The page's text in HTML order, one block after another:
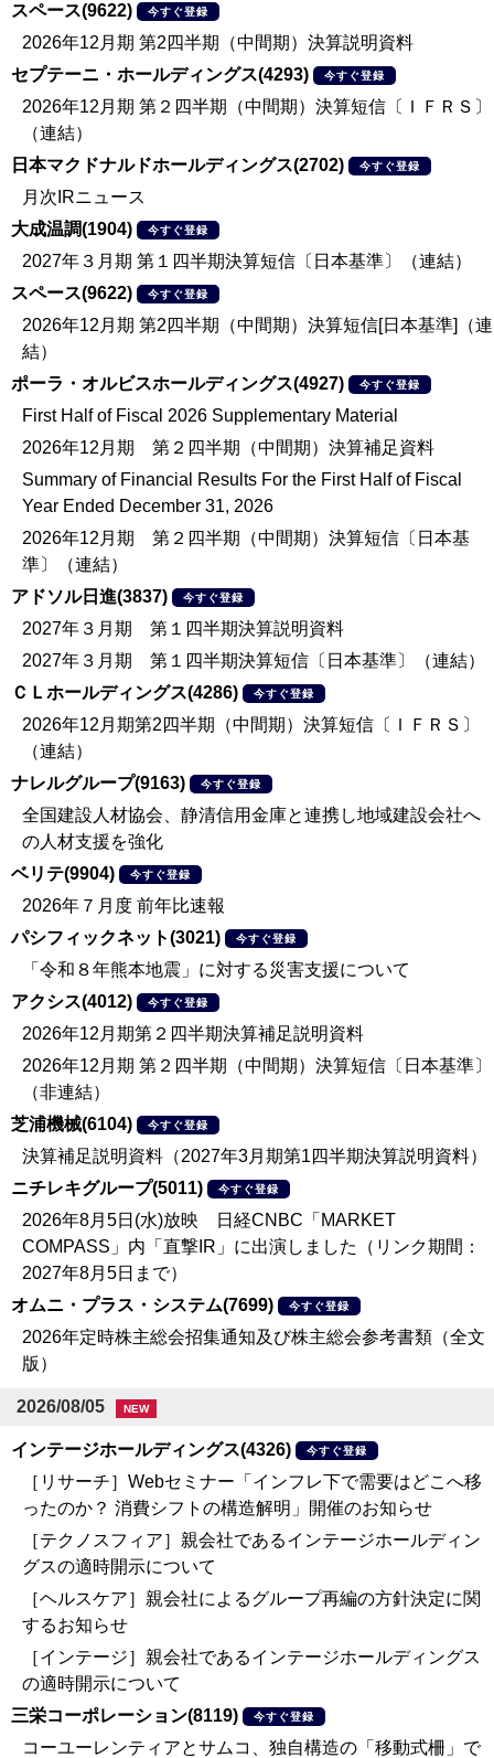
スペース(9622)
今すぐ登録
2026年12月期 第2四半期（中間期）決算説明資料
セプテーニ・ホールディングス(4293)
今すぐ登録
2026年12月期 第２四半期（中間期）決算短信〔ＩＦＲＳ〕
（連結）
日本マクドナルドホールディングス(2702)
今すぐ登録
月次IRニュース
大成温調(1904)
今すぐ登録
2027年３月期 第１四半期決算短信〔日本基準〕（連結）
スペース(9622)
今すぐ登録
2026年12月期 第2四半期（中間期）決算短信[日本基準]（連
結）
ポーラ・オルビスホールディングス(4927)
今すぐ登録
First Half of Fiscal 2026 Supplementary Material
2026年12月期 第２四半期（中間期）決算補足資料
Summary of Financial Results For the First Half of Fiscal
Year Ended December 31, 2026
2026年12月期 第２四半期（中間期）決算短信〔日本基
準〕（連結）
アドソル日進(3837)
今すぐ登録
2027年３月期 第１四半期決算説明資料
2027年３月期 第１四半期決算短信〔日本基準〕（連結）
ＣＬホールディングス(4286)
今すぐ登録
2026年12月期第2四半期（中間期）決算短信〔ＩＦＲＳ〕
（連結）
ナレルグループ(9163)
今すぐ登録
全国建設人材協会、静清信用金庫と連携し地域建設会社へ
の人材支援を強化
ベリテ(9904)
今すぐ登録
2026年７月度 前年比速報
パシフィックネット(3021)
今すぐ登録
「令和８年熊本地震」に対する災害支援について
アクシス(4012)
今すぐ登録
2026年12月期第２四半期決算補足説明資料
2026年12月期 第２四半期（中間期）決算短信〔日本基準〕
（非連結）
芝浦機械(6104)
今すぐ登録
決算補足説明資料（2027年3月期第1四半期決算説明資料）
ニチレキグループ(5011)
今すぐ登録
2026年8月5日(水)放映 日経CNBC「MARKET
COMPASS」内「直撃IR」に出演しました（リンク期間：
2027年8月5日まで）
オムニ・プラス・システム(7699)
今すぐ登録
2026年定時株主総会招集通知及び株主総会参考書類（全文
版）
2026/08/05 NEW
インテージホールディングス(4326) 今すぐ登録
［リサーチ］Webセミナー「インフレ下で需要はどこへ移
ったのか？ 消費シフトの構造解明」開催のお知らせ
［テクノスフィア］親会社であるインテージホールディン
グスの適時開示について
［ヘルスケア］親会社によるグループ再編の方針決定に関
するお知らせ
［インテージ］親会社であるインテージホールディングス
の適時開示について
三栄コーポレーション(8119)
今すぐ登録
コーユーレンティアとサムコ、独自構造の「移動式柵」で